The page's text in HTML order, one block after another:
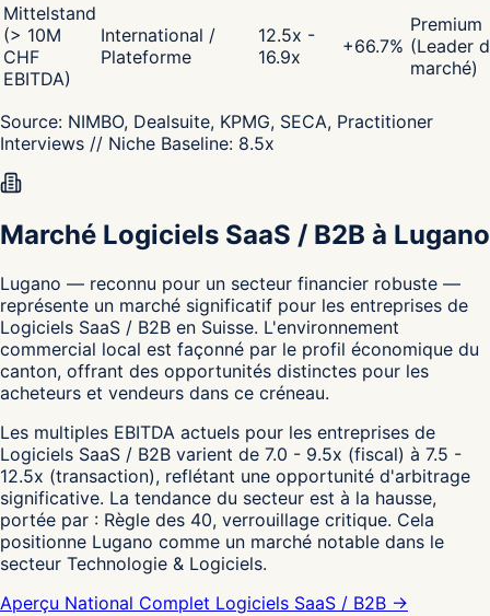
Mittelstand
(> 10M
CHF
EBITDA)
International /
Plateforme
12.5x -
16.9x
+66.7%
Premium
(Leader
marché)
Source: NIMBO, Dealsuite, KPMG, SECA, Practitioner
Interviews // Niche Baseline: 8.5x
Marché Logiciels SaaS / B2B à Lugano
Lugano — reconnu pour un secteur financier robuste —
représente un marché significatif pour les entreprises de
Logiciels SaaS / B2B en Suisse. L'environnement
commercial local est façonné par le profil économique du
canton, offrant des opportunités distinctes pour les
acheteurs et vendeurs dans ce créneau.
Les multiples EBITDA actuels pour les entreprises de
Logiciels SaaS / B2B varient de 7.0 - 9.5x (fiscal) à 7.5 -
12.5x (transaction), reflétant une opportunité d'arbitrage
significative. La tendance du secteur est à la hausse,
portée par : Règle des 40, verrouillage critique. Cela
positionne Lugano comme un marché notable dans le
secteur Technologie & Logiciels.
Aperçu National Complet Logiciels SaaS / B2B →